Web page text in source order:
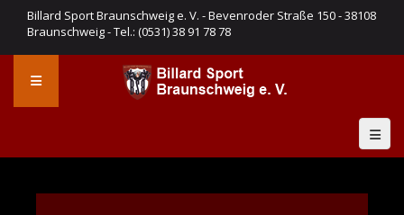
Billard Sport Braunschweig e. V. - Bevenroder Straße 150 - 38108
Braunschweig - Tel.: (0531) 38 91 78 78